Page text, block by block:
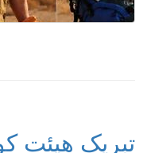
تبریک هیئت